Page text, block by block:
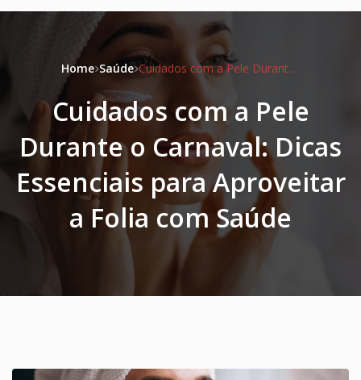
Home Saúde Cuidados com a Pele Durante o Carnaval: Dicas Essenciais para Aproveitar a Folia com Saúde
Cuidados com a Pele
Durante o Carnaval: Dicas
Essenciais para Aproveitar
a Folia com Saúde